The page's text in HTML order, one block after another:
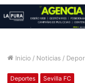
Inicio / Noticias /
Deportes Sevilla FC